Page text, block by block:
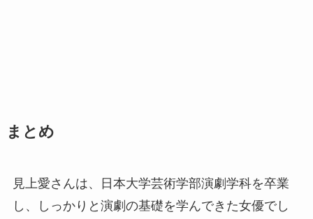
まとめ
見上愛さんは、日本大学芸術学部演劇学科を卒業
し、しっかりと演劇の基礎を学んできた女優でし